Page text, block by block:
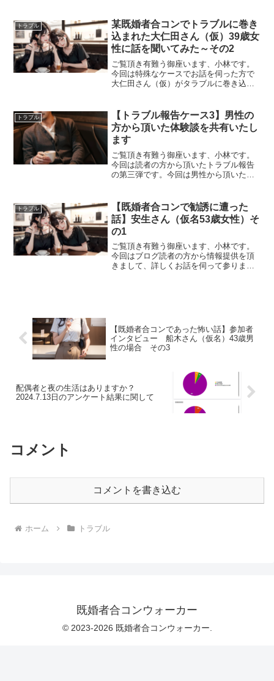
おり小林の独断でかなり脚色しておりま
すのでぜひ話半分に聞いて...
トラブル
某既婚者合コンでトラブルに巻き
込まれた大仁田さん（仮）39歳女
性に話を聞いてみた～その2
ご覧頂き有難う御座います、小林です。
今回は特殊なケースでお話を伺った方で
大仁田さん（仮）がタラブルに巻き込ま
入り禁止にされてしまったというところ
までお聞きしました。心当...
トラブル
【トラブル報告ケース3】男性の
方から頂いた体験談を共有いたし
ます
ご覧頂き有難う御座います、小林です。
今回は読者の方から頂いたトラブル報告
の第三弾です。今回は男性から頂いた体
のですよね。それをなぜご紹介するのか
というと、女性の方にもこ...
トラブル
【既婚者合コンで勧誘に遭った
話】安生さん（仮名53歳女性）そ
の1
ご覧頂き有難う御座います、小林です。
今回はブログ読者の方から情報提供を頂
きまして、詳しくお話を伺って参りまし
【既婚者合コンであった怖い話】参加者
インタビュー 船木さん（仮名）43歳男
性の場合 その3
配偶者と夜の生活はありますか？
2024.7.13日のアンケート結果に関して
コメント
コメントを書き込む
ホーム トラブル
既婚者合コンウォーカー
© 2023-2026 既婚者合コンウォーカー.